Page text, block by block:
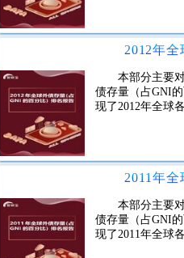
本部分主要
债存量（占GNI
现了2012年全球
本部分主要
债存量（占GNI
现了2011年全球